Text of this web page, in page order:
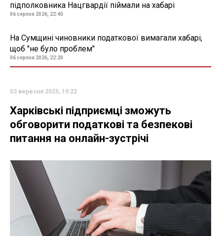
підполковника Нацгвардії піймали на хабарі
06 серпня 2026, 22:40
На Сумщині чиновники податкової вимагали хабарі,
щоб "не було проблем"
06 серпня 2026, 22:20
03 вересня 2025, 19:22
Харківські підприємці зможуть
обговорити податкові та безпекові
питання на онлайн-зустрічі